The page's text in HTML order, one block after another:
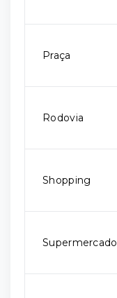
Praça
Rodovia
Shopping
Supermercado